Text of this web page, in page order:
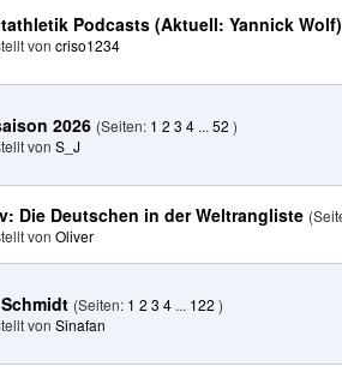
Podcasts (Aktuell: Yannick Wolf)
von criso1234
2026 (Seiten: 1 2 3 4 ... 52 )
von S_J
Die Deutschen in der Weltrangliste
von Oliver
(Seiten: 1 2 3 4 ... 122 )
von Sinafan